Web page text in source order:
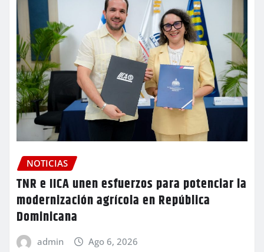
NOTICIAS
TNR e IICA unen esfuerzos para potenciar la
modernización agrícola en República
Dominicana
admin Ago 6, 2026